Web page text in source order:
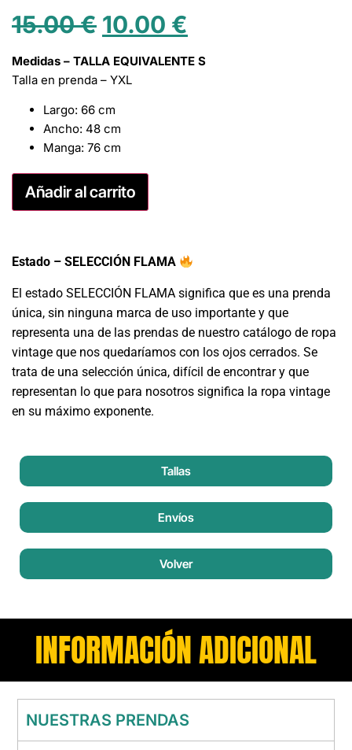
15.00€ 10.00 €
Medidas – TALLA EQUIVALENTE S
Talla en prenda – YXL
Largo: 66 cm
Ancho: 48 cm
Manga: 76 cm
Añadir al carrito
Estado – SELECCIÓN FLAMA
El estado SELECCIÓN FLAMA significa que es una prenda
única, sin ninguna marca de uso importante y que
representa una de las prendas de nuestro catálogo de ropa
vintage que nos quedaríamos con los ojos cerrados. Se
trata de una selección única, difícil de encontrar y que
representan lo que para nosotros significa la ropa vintage
en su máximo exponente.
Tallas
Envíos
Volver
INFORMACIÓN ADICIONAL
NUESTRAS PRENDAS